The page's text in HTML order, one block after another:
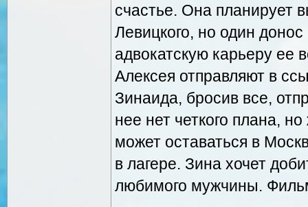
счастье. Она планирует
Левицкого, но один
адвокатскую карьеру ее
Алексея отправляют в
Зинаида, бросив все,
нее нет четкого плана,
может оставаться в
в лагере. Зина хочет
любимого мужчины.